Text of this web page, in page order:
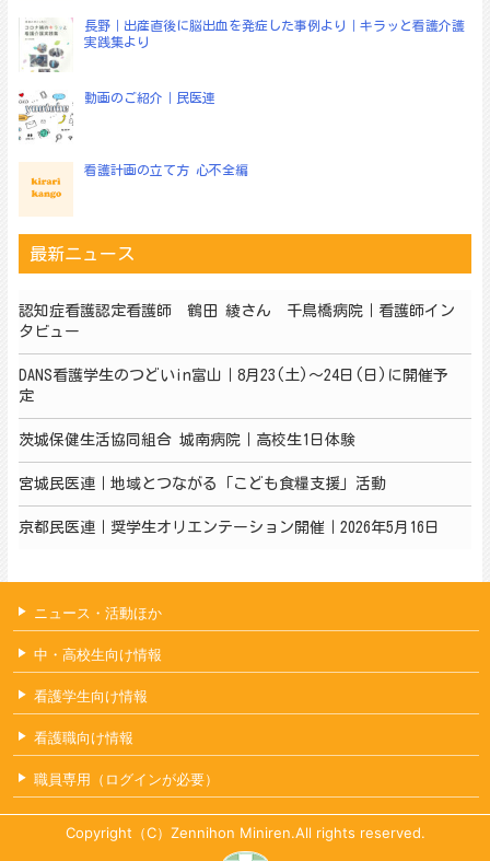
長野｜出産直後に脳出血を発症した事例より｜キラッと看護介護
実践集より
動画のご紹介｜民医連
看護計画の立て方 心不全編
最新ニュース
認知症看護認定看護師 鶴田 綾さん 千鳥橋病院｜看護師イン
タビュー
DANS看護学生のつどいin富山｜8月23(土)～24日(日)に開催予
定
茨城保健生活協同組合 城南病院｜高校生1日体験
宮城民医連｜地域とつながる「こども食糧支援」活動
京都民医連｜奨学生オリエンテーション開催｜2026年5月16日
ニュース・活動ほか
中・高校生向け情報
看護学生向け情報
看護職向け情報
職員専用（ログインが必要）
Copyright（C）Zennihon Miniren.All rights reserved.